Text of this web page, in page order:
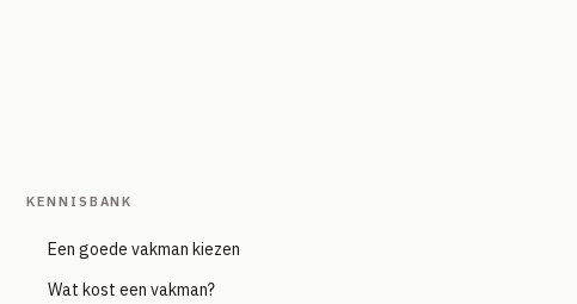
KENNISBANK
Een goede vakman kiezen
Wat kost een vakman?